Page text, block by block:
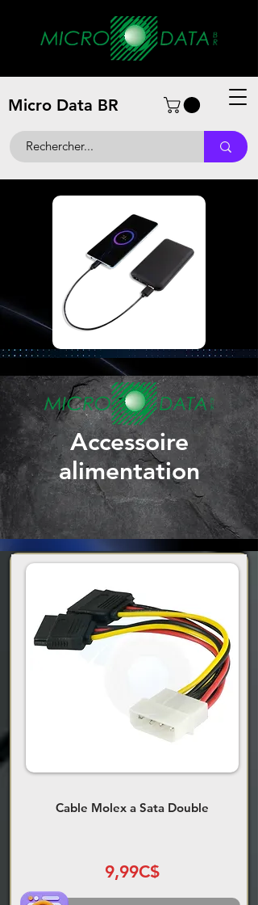
Micro Data BR
Accessoire
alimentation
Cable Molex a Sata Double
9,99C$